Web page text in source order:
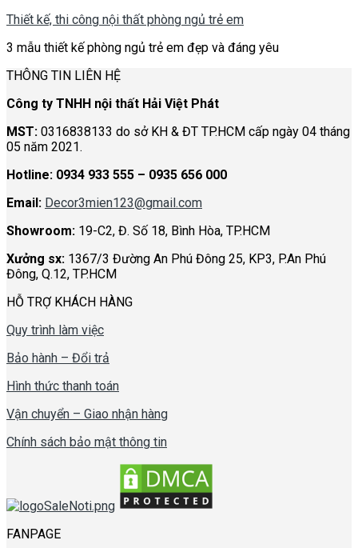
Thiết kế, thi công nội thất phòng ngủ trẻ em
3 mẫu thiết kế phòng ngủ trẻ em đẹp và đáng yêu
THÔNG TIN LIÊN HỆ
Công ty TNHH nội thất Hải Việt Phát
MST: 0316838133 do sở KH & ĐT TP.HCM cấp ngày 04 tháng
05 năm 2021.
Hotline: 0934 933 555 – 0935 656 000
Email: Decor3mien123@gmail.com
Showroom: 19-C2, Đ. Số 18, Bình Hòa, TP.HCM
Xưởng sx: 1367/3 Đường An Phú Đông 25, KP3, P.An Phú
Đông, Q.12, TP.HCM
HỖ TRỢ KHÁCH HÀNG
Quy trình làm việc
Bảo hành – Đổi trả
Hình thức thanh toán
Vận chuyển – Giao nhận hàng
Chính sách bảo mật thông tin
FANPAGE